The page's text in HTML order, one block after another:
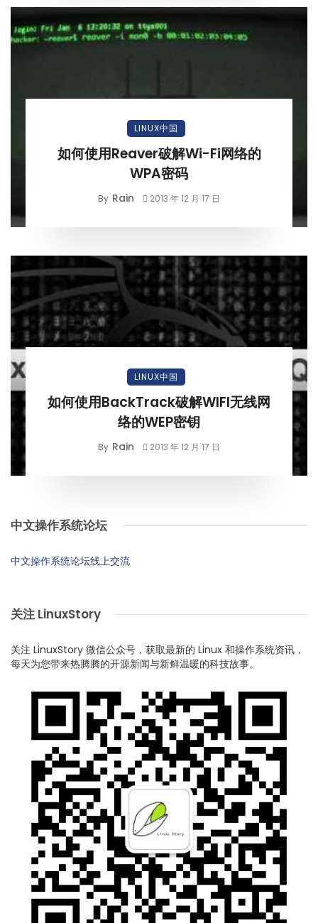
LINUX中国
如何使用Reaver破解Wi-Fi网络的
WPA密码
By Rain 2013 年 12 月 17 日
LINUX中国
如何使用BackTrack破解WIFI无线网
络的WEP密钥
By Rain 2013 年 12 月 17 日
中文操作系统论坛
中文操作系统论坛线上交流
关注 LinuxStory
关注 LinuxStory 微信公众号，获取最新的 Linux 和操作系统资讯，
每天为您带来热腾腾的开源新闻与新鲜温暖的科技故事。